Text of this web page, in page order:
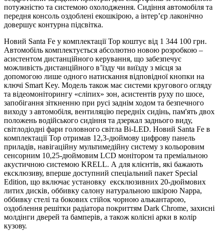
потужністю та системою охолодження. Сидіння автомобіля та
передня консоль оздоблені екошкірою, а інтер’єр лаконічно
довершує контурна підсвітка.
Новий Santa Fe у комплектації Top коштує від 1 344 100 грн.
Автомобіль комплектується абсолютно новою розробкою –
асистентом дистанційного керування, що забезпечує
можливість дистанційного в’їзду чи виїзду з місця за
допомогою лише одного натискання відповідної кнопки на
ключі Smart Key. Модель також має системи кругового огляду
та відеомоніторингу «сліпих» зон, асистентів руху по шосе,
запобігання зіткненню при русі заднім ходом та безпечного
виходу з автомобіля, вентиляцію передніх сидінь, пам'ять двох
положень водійського сидіння та дзеркал заднього виду,
світлодіодні фари головного світла Bi-LED. Новий Santa Fe в
комплектації Top отримав 12,3-дюймову цифрову панель
приладів, навігаційну мультимедійну систему з кольоровим
сенсорним 10,25-дюймовим LCD монітором та преміальною
акустичною системою KRELL. А для клієнтів, які бажають
ексклюзиву, вперше доступний спеціальний пакет Special
Edition, що включає установку ексклюзивних 20-дюймових
литих дисків, оббивку салону натуральною шкірою Nappa,
оббивку стелі та бокових стійок чорною алькантарою,
оздоблення решітки радіатора покриттям Dark Chrome, захисні
молдінги дверей та бамперів, а також колісні арки в колір
кузову.